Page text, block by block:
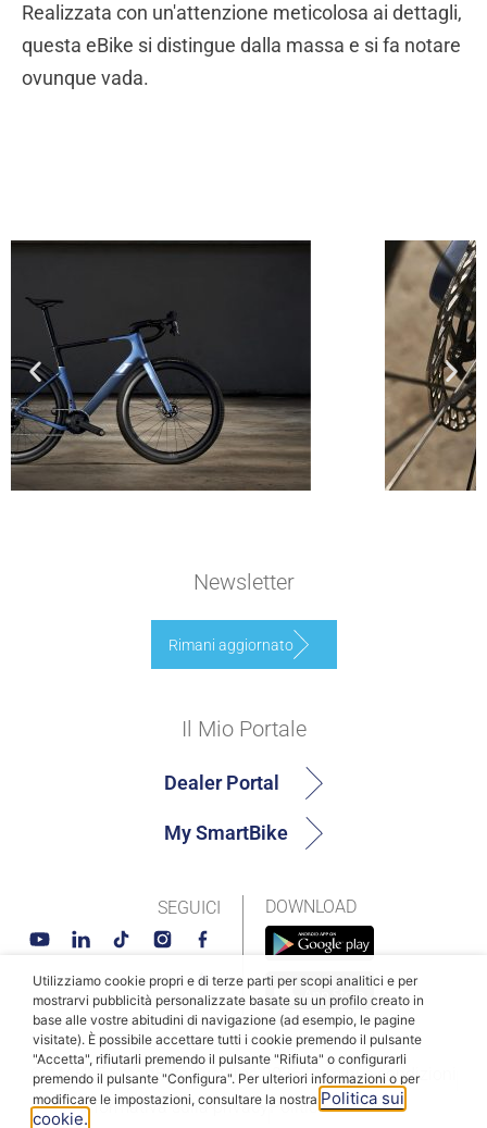
Realizzata con un'attenzione meticolosa ai dettagli,
questa eBike si distingue dalla massa e si fa notare
ovunque vada.
Newsletter
Rimani aggiornato
DOWNLOAD
Il Mio Portale
Dealer Portal
My SmartBike
SEGUICI
© MAHLE SmartBike Systems 2026Termini e condizioni
Informativa sulla privacyPolitica dei cookie
Utilizziamo cookie propri e di terze parti per scopi analitici e per
mostrarvi pubblicità personalizzate basate su un profilo creato in
base alle vostre abitudini di navigazione (ad esempio, le pagine
visitate). È possibile accettare tutti i cookie premendo il pulsante
"Accetta", rifiutarli premendo il pulsante "Rifiuta" o configurarli
premendo il pulsante "Configura". Per ulteriori informazioni o per
modificare le impostazioni, consultare la nostra Politica sui
cookie.